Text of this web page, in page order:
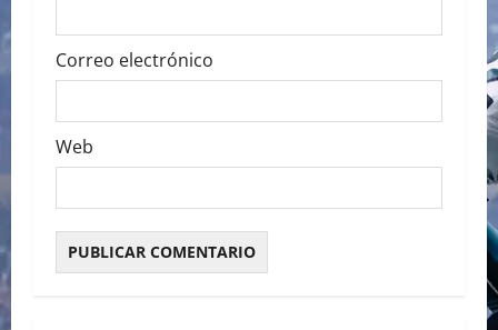
Correo electrónico
Web